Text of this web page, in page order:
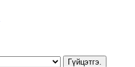
Гүйцэтгэ.